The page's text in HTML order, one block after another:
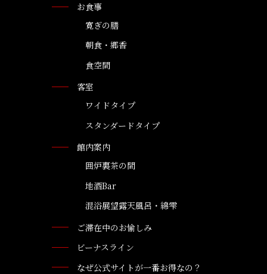
お食事
寛ぎの膳
朝食・郷香
食空間
客室
ワイドタイプ
スタンダードタイプ
館内案内
囲炉裏茶の間
地酒Bar
混浴展望露天風呂・綿雫
ご滞在中のお愉しみ
ビーナスライン
なぜ公式サイトが一番お得なの？